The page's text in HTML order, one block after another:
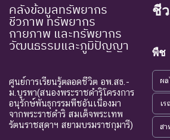
EW : Extinct in the
Wild
ระดับความรุนแรง : ถูก
CR : Critically
Endangered
EN : Endangered
คลังข้อมูลทรัพยากร
ชีวภาพ ทรัพยากร
กายภาพ และทรัพยากร
วัฒนธรรมและภูมิปัญญา
ศูนย์การเรียนรู้ตลอดชีวิต อพ.สธ.-
ม.บูรพา(สนองพระราชดำริโครงการ
อนุรักษ์พันธุกรรมพืชอันเนื่องมา
จากพระราชดำริ สมเด็จพระเทพ
รัตนราชสุดาฯ สยามบรมราชกุมารี)
ชี
พืช
ผล
เ
สา